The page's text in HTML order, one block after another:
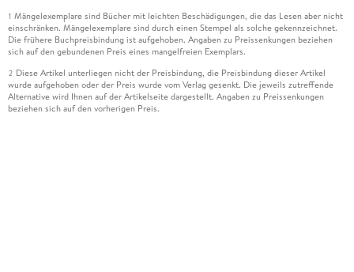
1 Mängelexemplare sind Bücher mit leichten Beschädigungen, die das Lesen aber nicht
einschränken. Mängelexemplare sind durch einen Stempel als solche gekennzeichnet.
Die frühere Buchpreisbindung ist aufgehoben. Angaben zu Preissenkungen beziehen
sich auf den gebundenen Preis eines mangelfreien Exemplars.
2 Diese Artikel unterliegen nicht der Preisbindung, die Preisbindung dieser Artikel
wurde aufgehoben oder der Preis wurde vom Verlag gesenkt. Die jeweils zutreffende
Alternative wird Ihnen auf der Artikelseite dargestellt. Angaben zu Preissenkungen
beziehen sich auf den vorherigen Preis.